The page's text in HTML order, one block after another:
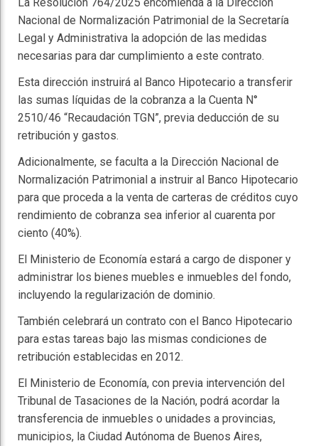
Nacional de Normalización Patrimonial de la Secretaría
Legal y Administrativa la adopción de las medidas
necesarias para dar cumplimiento a este contrato.
Esta dirección instruirá al Banco Hipotecario a transferir
las sumas líquidas de la cobranza a la Cuenta N°
2510/46 “Recaudación TGN”, previa deducción de su
retribución y gastos.
Adicionalmente, se faculta a la Dirección Nacional de
Normalización Patrimonial a instruir al Banco Hipotecario
para que proceda a la venta de carteras de créditos cuyo
rendimiento de cobranza sea inferior al cuarenta por
ciento (40%).
El Ministerio de Economía estará a cargo de disponer y
administrar los bienes muebles e inmuebles del fondo,
incluyendo la regularización de dominio.
También celebrará un contrato con el Banco Hipotecario
para estas tareas bajo las mismas condiciones de
retribución establecidas en 2012.
El Ministerio de Economía, con previa intervención del
Tribunal de Tasaciones de la Nación, podrá acordar la
transferencia de inmuebles o unidades a provincias,
municipios, la Ciudad Autónoma de Buenos Aires,